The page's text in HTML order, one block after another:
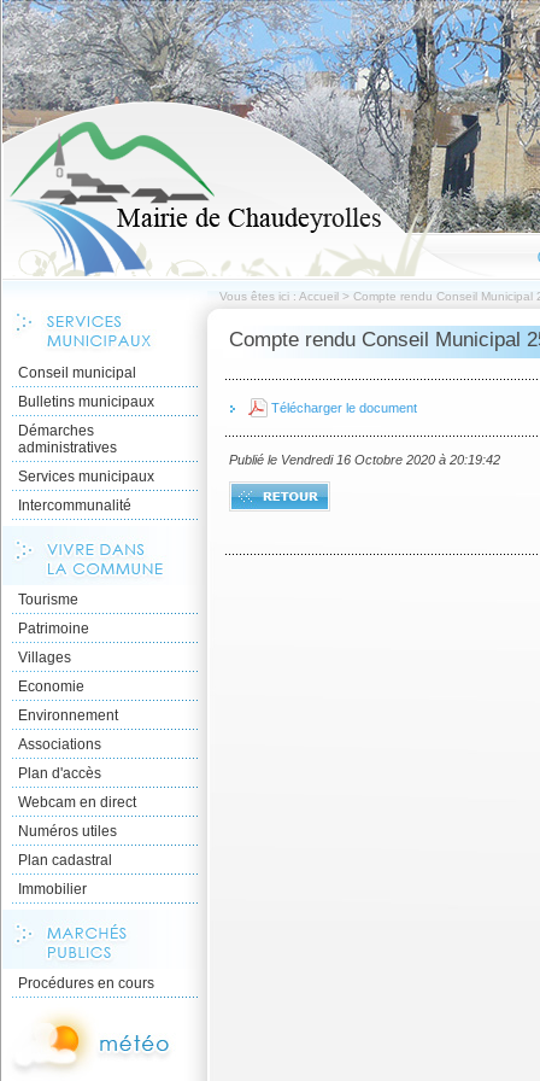
Vous êtes ici : Accueil > Compte rendu Conseil Municipal
Conseil municipal
Bulletins municipaux
Démarches
administratives
Services municipaux
Intercommunalité
Tourisme
Patrimoine
Villages
Economie
Environnement
Associations
Plan d'accès
Webcam en direct
Numéros utiles
Plan cadastral
Immobilier
Procédures en cours
Compte rendu Conseil Municipal
Télécharger le document
Publié le Vendredi 16 Octobre 2020 à 20:19:42